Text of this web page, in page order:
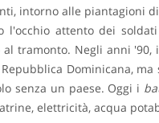
intorno alle piantagioni
l'occhio attento dei
tramonto. Negli anni '90, i
Dominicana,
senza un paese. Oggi i
elettricità, acqua